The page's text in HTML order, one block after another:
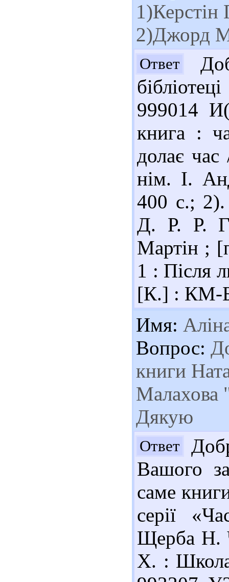
1)Керстін
2)Джорд
Ответ
999014
книга :
долає
нім. І.
400 с.;
Д. Р. Р.
Мартін ;
1 : Після
[К.] : КМ-
Имя:
Вопрос:
книги
Малахова
Дякую
Ответ
Вашого
саме
серії
Щерба Н.
Х. :